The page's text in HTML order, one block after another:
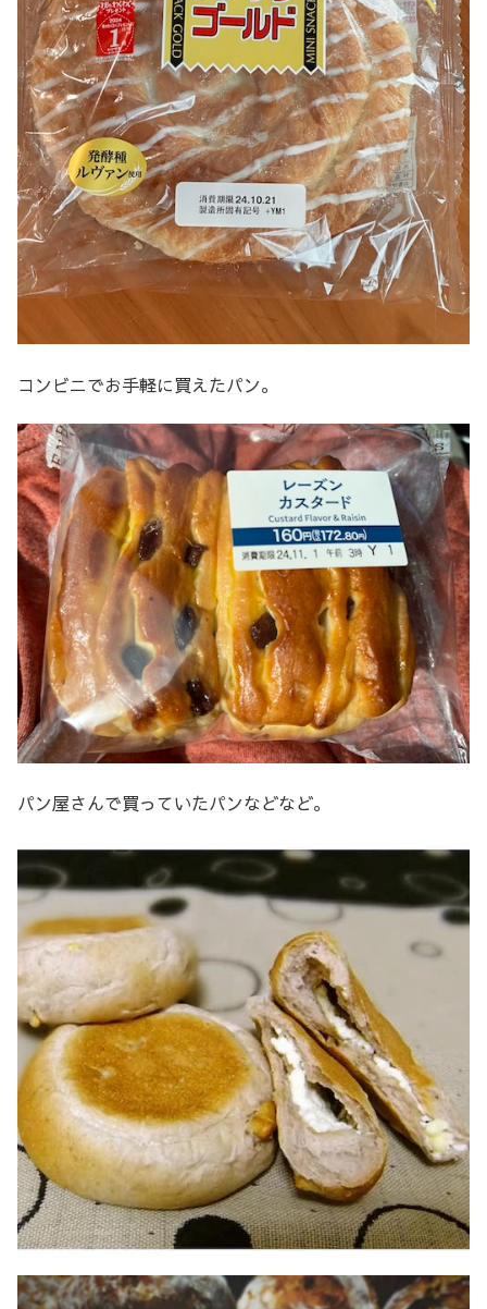
コンビニでお手軽に買えたパン。
パン屋さんで買っていたパンなどなど。